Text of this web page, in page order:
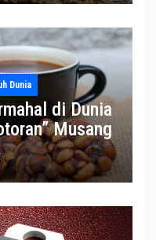
Dunia
di Dunia
Musang